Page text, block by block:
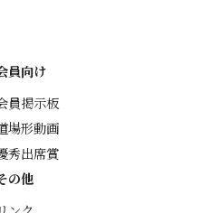
員向け
員掲示板
場形動画
秀出席賞
の他